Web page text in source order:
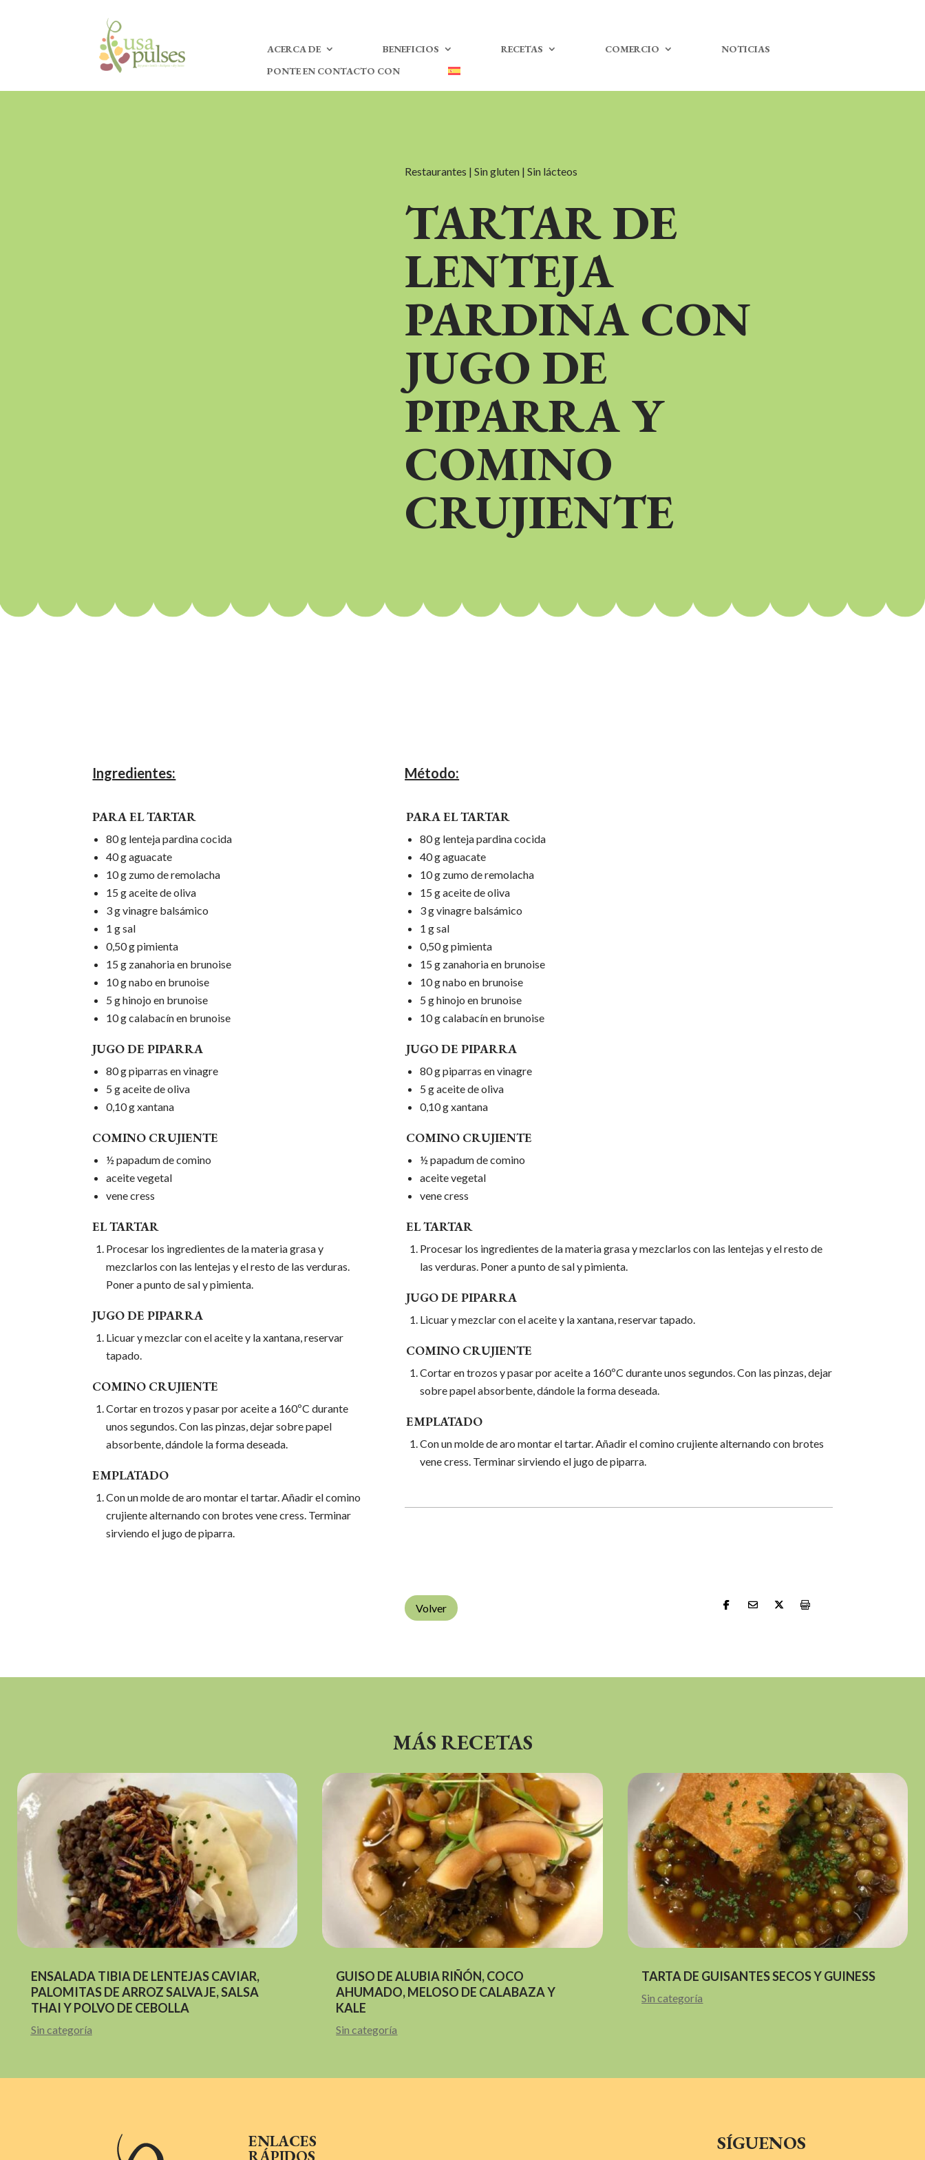
ACERCA DE BENEFICIOS RECETAS COMERCIO
NOTICIAS
PONTE EN CONTACTO CON
Restaurantes | Sin gluten | Sin lácteos
TARTAR DE
LENTEJA
PARDINA CON
JUGO DE
PIPARRA Y
COMINO
CRUJIENTE
Ingredientes:
PARA EL TARTAR
80 g lenteja pardina cocida
40 g aguacate
10 g zumo de remolacha
15 g aceite de oliva
3 g vinagre balsámico
1 g sal
0,50 g pimienta
15 g zanahoria en brunoise
10 g nabo en brunoise
5 g hinojo en brunoise
10 g calabacín en brunoise
JUGO DE PIPARRA
80 g piparras en vinagre
5 g aceite de oliva
0,10 g xantana
COMINO CRUJIENTE
½ papadum de comino
aceite vegetal
vene cress
EL TARTAR
Procesar los ingredientes de la materia grasa y
mezclarlos con las lentejas y el resto de las verduras.
Poner a punto de sal y pimienta.
JUGO DE PIPARRA
Licuar y mezclar con el aceite y la xantana, reservar
tapado.
COMINO CRUJIENTE
Cortar en trozos y pasar por aceite a 160ºC durante
unos segundos. Con las pinzas, dejar sobre papel
absorbente, dándole la forma deseada.
EMPLATADO
Con un molde de aro montar el tartar. Añadir el comino
crujiente alternando con brotes vene cress. Terminar
sirviendo el jugo de piparra.
Método:
PARA EL TARTAR
80 g lenteja pardina cocida
40 g aguacate
10 g zumo de remolacha
15 g aceite de oliva
3 g vinagre balsámico
1 g sal
0,50 g pimienta
15 g zanahoria en brunoise
10 g nabo en brunoise
5 g hinojo en brunoise
10 g calabacín en brunoise
JUGO DE PIPARRA
80 g piparras en vinagre
5 g aceite de oliva
0,10 g xantana
COMINO CRUJIENTE
½ papadum de comino
aceite vegetal
vene cress
EL TARTAR
Procesar los ingredientes de la materia grasa y mezclarlos con las lentejas y el resto de
las verduras. Poner a punto de sal y pimienta.
JUGO DE PIPARRA
Licuar y mezclar con el aceite y la xantana, reservar tapado.
COMINO CRUJIENTE
Cortar en trozos y pasar por aceite a 160ºC durante unos segundos. Con las pinzas, dejar
sobre papel absorbente, dándole la forma deseada.
EMPLATADO
Con un molde de aro montar el tartar. Añadir el comino crujiente alternando con brotes
vene cress. Terminar sirviendo el jugo de piparra.
Volver
MÁS RECETAS
ENSALADA TIBIA DE LENTEJAS CAVIAR,
PALOMITAS DE ARROZ SALVAJE, SALSA
THAI Y POLVO DE CEBOLLA
Sin categoría
GUISO DE ALUBIA RIÑÓN, COCO
AHUMADO, MELOSO DE CALABAZA Y
KALE
Sin categoría
TARTA DE GUISANTES SECOS Y GUINESS
Sin categoría
ENLACES SÍGUENOS